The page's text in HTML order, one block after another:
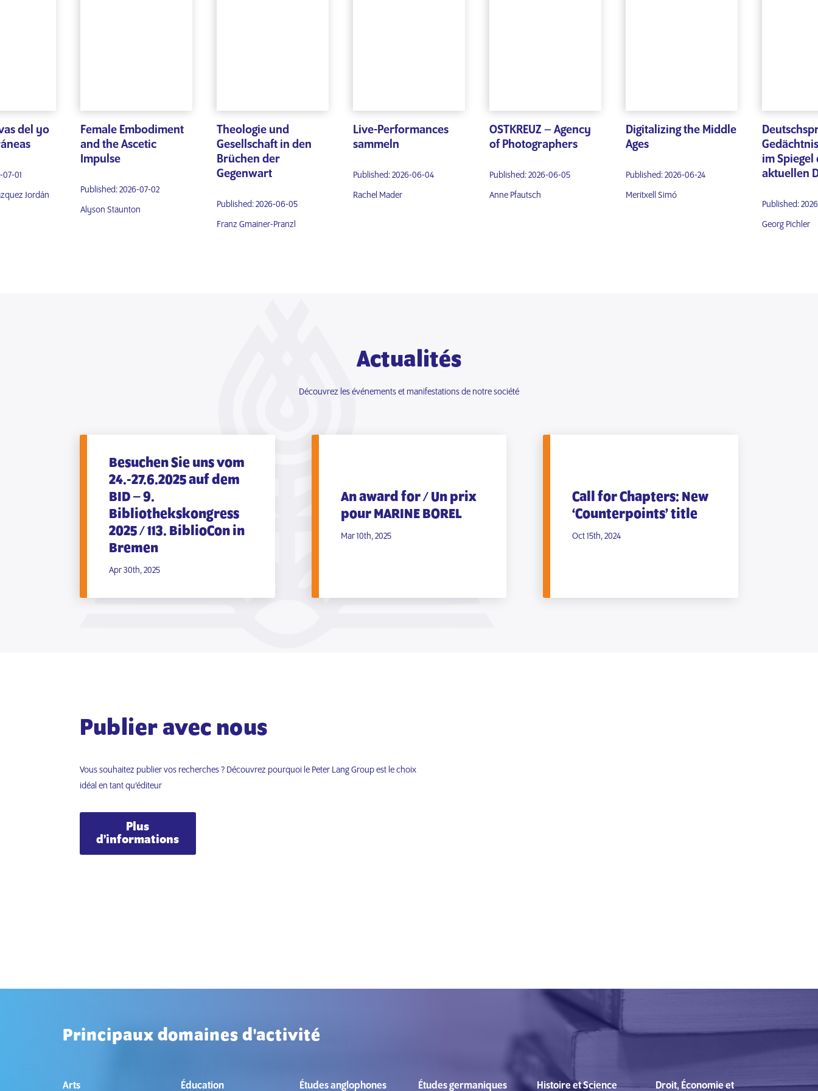
del yo
01
Jordán
Female Embodiment
and the Ascetic
Impulse
Published: 2026-07-02
Alyson Staunton
Theologie und
Gesellschaft in den
Brüchen der
Gegenwart
Published: 2026-06-05
Franz Gmainer-Pranzl
Live-Performances
sammeln
Published: 2026-06-04
Rachel Mader
OSTKREUZ – Agency
of Photographers
Published: 2026-06-05
Anne Pfautsch
Digitalizing the Middle
Ages
Published: 2026-06-24
Meritxell Simó
im Spiegel
aktuellen
Published:
Georg Pichler
Actualités
Découvrez les événements et manifestations de notre société
Besuchen Sie uns vom
24.-27.6.2025 auf dem
BID – 9.
Bibliothekskongress
2025 / 113. BiblioCon in
Bremen
Apr 30th, 2025
An award for / Un prix
pour MARINE BOREL
Mar 10th, 2025
Call for Chapters: New
‘Counterpoints’ title
Oct 15th, 2024
Publier avec nous
Vous souhaitez publier vos recherches ? Découvrez pourquoi le Peter Lang Group est le choix
idéal en tant qu’éditeur
Plus
d’informations
Principaux domaines d'activité
Arts Éducation Études anglophones Études germaniques Histoire et Science Droit, Économie et